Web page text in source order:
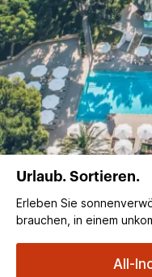
Urlaub. Sortieren.
Erleben Sie
brauchen, in einem
All-